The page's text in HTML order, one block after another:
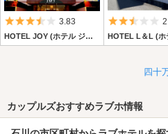
5つ星のうち3.5
3.83
HOTEL JOY (ホテル ジョイ)
5
四十
カップルズおすすめラブホ情報